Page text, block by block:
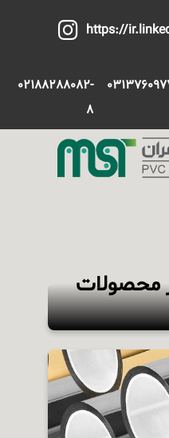
https://
02188288082-
8
محصولات